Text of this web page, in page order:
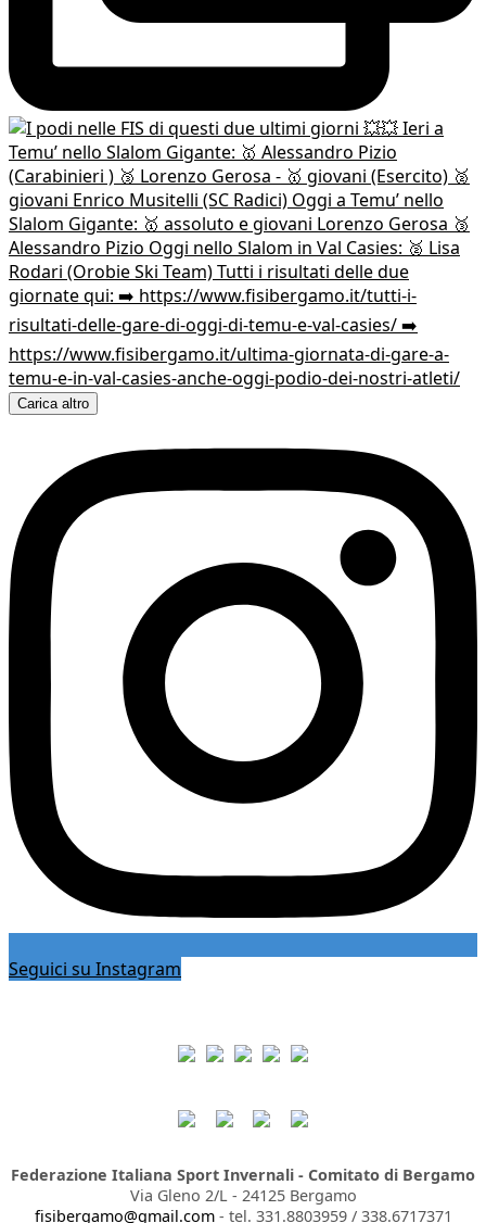
Carica altro
Seguici su Instagram
Federazione Italiana Sport Invernali - Comitato di Bergamo
Via Gleno 2/L - 24125 Bergamo
fisibergamo@gmail.com- tel. 331.8803959 / 338.6717371